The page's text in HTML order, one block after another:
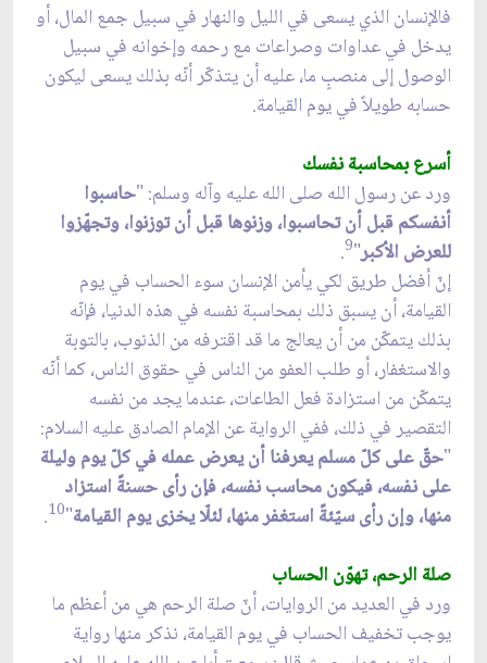
فالإنسان الذي يسعى في الليل والنهار في سبيل جمع المال، أو
يدخل في عداوات وصراعات مع رحمه وإخوانه في سبيل
الوصول إلى منصبٍ ما، عليه أن يتذكّر أنّه بذلك يسعى ليكون
حسابه طويلاً في يوم القيامة.
أسرع بمحاسبة نفسك
ورد عن رسول الله صلى الله عليه وآله وسلم: "حاسبوا
أنفسكم قبل أن تحاسبوا، وزنوها قبل أن توزنوا، وتجهّزوا
للعرض الأكبر"
9
.
إنّ أفضل طريق لكي يأمن الإنسان سوء الحساب في يوم
القيامة، أن يسبق ذلك بمحاسبة نفسه في هذه الدنيا، فإنّه
بذلك يتمكّن من أن يعالج ما قد اقترفه من الذنوب، بالتوبة
والاستغفار، أو طلب العفو من الناس في حقوق الناس، كما أنّه
يتمكّن من استزادة فعل الطاعات، عندما يجد من نفسه
التقصير في ذلك، ففي الرواية عن الإمام الصادق عليه السلام:
"حقّ على كلّ مسلم يعرفنا أن يعرض عمله في كلّ يوم وليلة
على نفسه، فيكون محاسب نفسه، فإن رأى حسنةً استزاد
منها، وإن رأى سيّئةً استغفر منها، لئلّا يخزى يوم القيامة"
10
.
صلة الرحم، تهوّن الحساب
ورد في العديد من الروايات، أنّ صلة الرحم هي من أعظم ما
يوجب تخفيف الحساب في يوم القيامة، نذكر منها رواية